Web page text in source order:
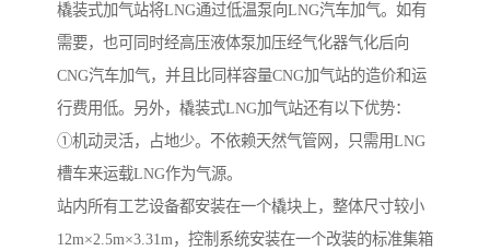
橇装式加气站将LNG通过低温泵向LNG汽车加气。如有
需要，也可同时经高压液体泵加压经气化器气化后向
CNG汽车加气，并且比同样容量CNG加气站的造价和运
行费用低。另外，橇装式LNG加气站还有以下优势：
①机动灵活，占地少。不依赖天然气管网，只需用LNG
槽车来运载LNG作为气源。
站内所有工艺设备都安装在一个橇块上，整体尺寸较小
12m×2.5m×3.31m，控制系统安装在一个改装的标准集箱